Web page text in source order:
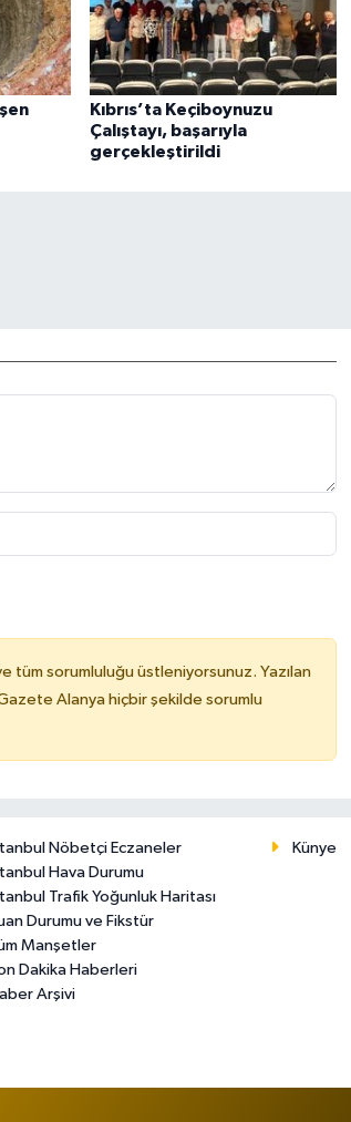
Kıbrıs’ta Keçiboynuzu
Çalıştayı, başarıyla
gerçekleştirildi
tüm sorumluluğu üstleniyorsunuz. Yazılan
Alanya hiçbir şekilde sorumlu
Nöbetçi Eczaneler
Hava Durumu
Trafik Yoğunluk Haritası
Durumu ve Fikstür
Manşetler
Dakika Haberleri
Arşivi
Künye